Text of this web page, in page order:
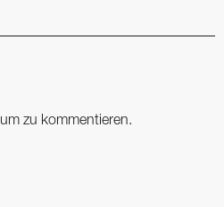
um zu kommentieren.